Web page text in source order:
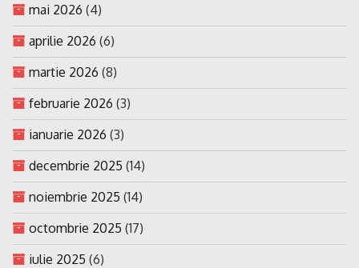
mai 2026 (4)
aprilie 2026 (6)
martie 2026 (8)
februarie 2026 (3)
ianuarie 2026 (3)
decembrie 2025 (14)
noiembrie 2025 (14)
octombrie 2025 (17)
iulie 2025 (6)